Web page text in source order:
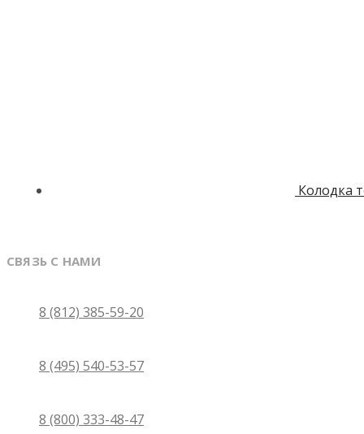
Колодка
СВЯЗЬ С НАМИ
8 (812) 385-59-20
8 (495) 540-53-57
8 (800) 333-48-47